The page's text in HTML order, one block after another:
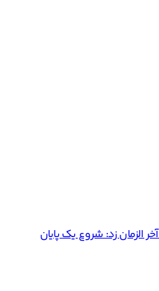
الزمان زد: شروع یک پایان